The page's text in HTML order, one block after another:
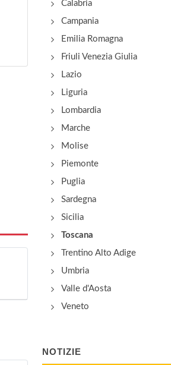
Calabria
Campania
Emilia Romagna
Friuli Venezia Giulia
Lazio
Liguria
Lombardia
Marche
Molise
Piemonte
Puglia
Sardegna
Sicilia
Toscana
Trentino Alto Adige
Umbria
Valle d'Aosta
Veneto
NOTIZIE